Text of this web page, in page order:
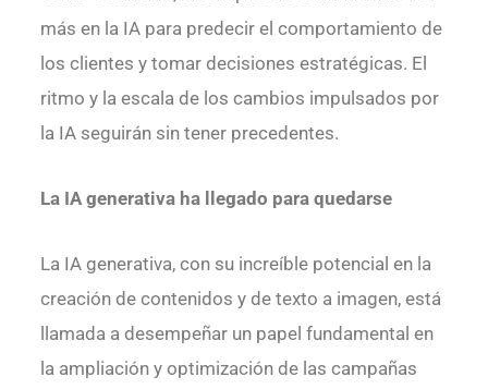
más en la IA para predecir el comportamiento de
los clientes y tomar decisiones estratégicas. El
ritmo y la escala de los cambios impulsados por
la IA seguirán sin tener precedentes.
La IA generativa ha llegado para quedarse
La IA generativa, con su increíble potencial en la
creación de contenidos y de texto a imagen, está
llamada a desempeñar un papel fundamental en
la ampliación y optimización de las campañas